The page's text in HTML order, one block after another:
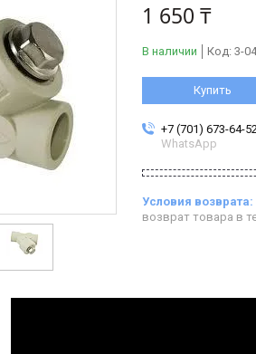
1 650 ₸
В наличии Код: 3-
Купить
+7 (701) 673-64-
WhatsApp
возврат товара в